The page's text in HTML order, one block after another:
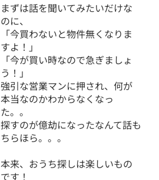
まずは話を聞いてみたいだけな
のに、
「今買わないと物件無くなりま
すよ！」
「今が買い時なので急ぎましょ
う！」
強引な営業マンに押され、何が
本当なのかわからなくなっ
た。。
探すのが億劫になったなんて話も
ちらほら。。。
本来、おうち探しは楽しいもの
です！